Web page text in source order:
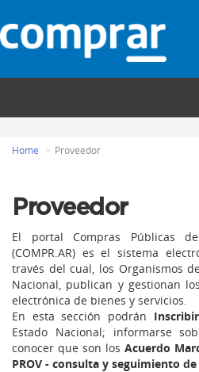
Home Proveedor
Proveedor
El portal Compras Públicas
(COMPR.AR) es el sistema
través del cual, los Organismos
Nacional, publican y gestionan
electrónica de bienes y servicios.
En esta sección podrán
Estado Nacional; informarse
conocer que son los Acuerdo
PROV - consulta y seguimiento